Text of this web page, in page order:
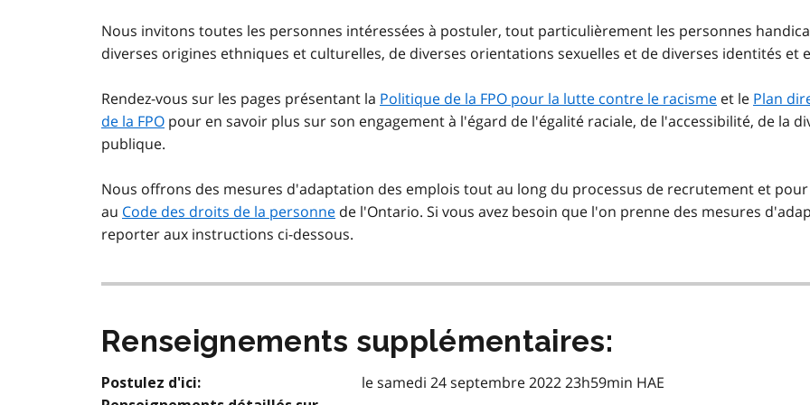
Nous invitons toutes les personnes intéressées à postuler, tout particulièrement les personnes
diverses origines ethniques et culturelles, de diverses orientations sexuelles et de diverses identités et
Rendez-vous sur les pages présentant la Politique de la FPO pour la lutte contre le racisme et le Plan
de la FPO pour en savoir plus sur son engagement à l'égard de l'égalité raciale, de l'accessibilité, de la
publique.
Nous offrons des mesures d'adaptation des emplois tout au long du processus de recrutement et
au Code des droits de la personne de l'Ontario. Si vous avez besoin que l'on prenne des mesures
reporter aux instructions ci-dessous.
Renseignements supplémentaires:
Postulez d'ici: le samedi 24 septembre 2022 23h59min HAE